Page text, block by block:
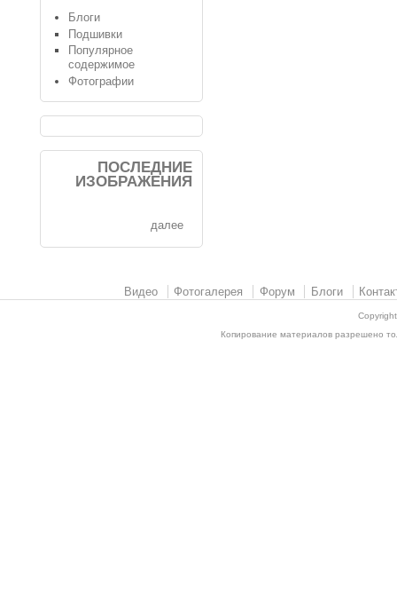
Блоги
Подшивки
Популярное
содержимое
Фотографии
ПОСЛЕДНИЕ
ИЗОБРАЖЕНИЯ
далее
Видео Фотогалерея Форум Блоги
Копирование материалов разрешено